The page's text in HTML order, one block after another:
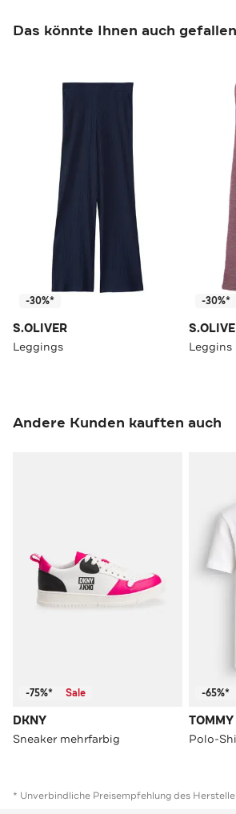
Das könnte Ihnen auch gefallen
-30%*
S.OLIVER
Leggings
-30%*
Leggins
Andere Kunden kauften auch
-75%* Sale
DKNY
Sneaker mehrfarbig
-65%*
Polo-
* Unverbindliche Preisempfehlung des